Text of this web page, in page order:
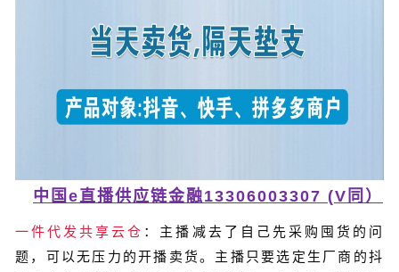
中国e直播供应链金融13306003307 (V同）
一件代发共享云仓 ：主播减去了自己先采购囤货的问
题，可以无压力的开播卖货。主播只要选定生厂商的抖